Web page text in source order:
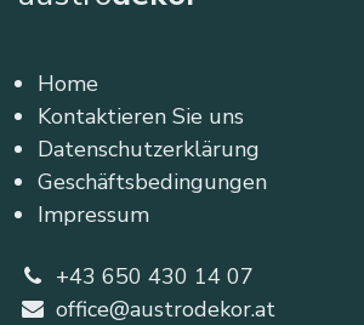
Home
Kontaktieren Sie uns
Datenschutzerklärung
Geschäftsbedingungen
Impressum
+43 650 430 14 07
office@austrodekor.at